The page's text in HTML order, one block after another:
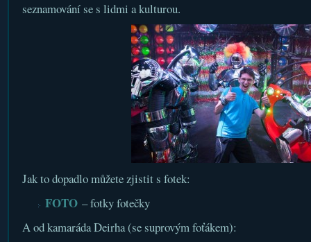
seznamování se s lidmi a kulturou.
Jak to dopadlo můžete zjistit s fotek:
FOTO– fotky fotečky
A od kamaráda Deirha (se suprovým foťákem):